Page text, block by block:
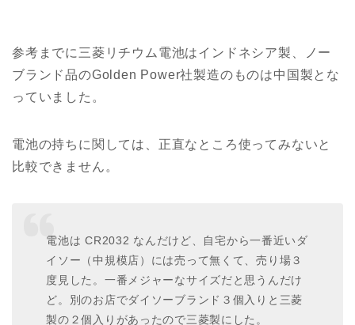
参考までに三菱リチウム電池はインドネシア製、ノー
ブランド品のGolden Power社製造のものは中国製とな
っていました。
電池の持ちに関しては、正直なところ使ってみないと
比較できません。
電池は CR2032 なんだけど、自宅から一番近いダ
イソー（中規模店）には売って無くて、売り場３
度見した。一番メジャーなサイズだと思うんだけ
ど。別のお店でダイソーブランド３個入りと三菱
製の２個入りがあったので三菱製にした。